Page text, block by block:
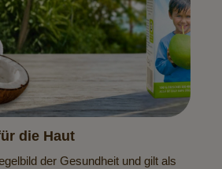
die Haut
der Gesundheit und gilt als